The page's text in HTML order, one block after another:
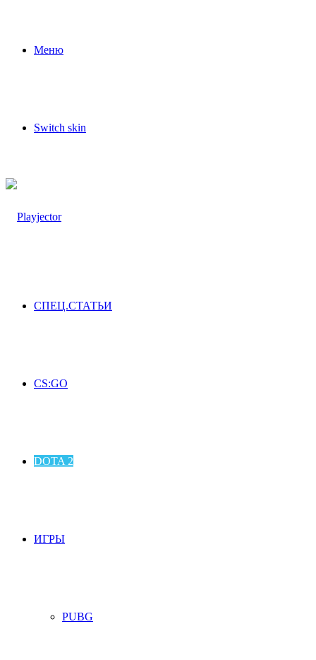
Меню
Switch skin
СПЕЦ.СТАТЬИ
CS:GO
DOTA 2
ИГРЫ
PUBG